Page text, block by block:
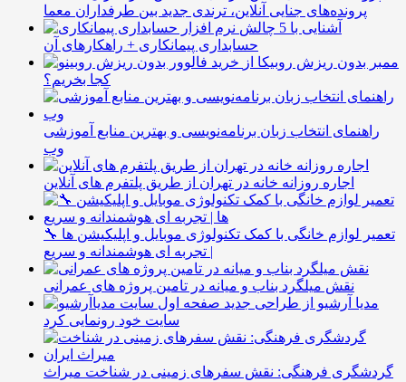
پرونده‌های جنایی آنلاین، ترندی جدید بین طرفداران معما
آشنایی با 5 چالش
حسابداری پیمانکاری + راهکارهای آن
ممبر بدون ریزش روبیکا از
کجا بخریم؟
راهنمای انتخاب زبان برنامه‌نویسی و بهترین منابع آموزشی
وب
اجاره روزانه خانه در تهران از طریق پلتفرم های آنلاین
🔧 تعمیر لوازم خانگی با کمک تکنولوژی موبایل و اپلیکیشن ها
| تجربه ای هوشمندانه و سریع
نقش میلگرد بناب و میانه در تامین پروژه های عمرانی
مدیا آرشیو از طراحی جدید
سایت خود رونمایی کرد
گردشگری فرهنگی: نقش سفرهای زمینی در شناخت میراث